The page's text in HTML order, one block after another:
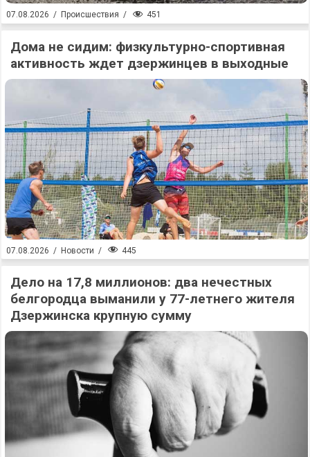
07.08.2026 / Происшествия / 451
Дома не сидим: физкультурно-спортивная
активность ждет дзержинцев в выходные
07.08.2026 / Новости / 445
Дело на 17,8 миллионов: два нечестных
белгородца выманили у 77-летнего жителя
Дзержинска крупную сумму